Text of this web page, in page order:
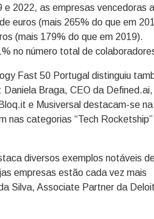
2022, as empresas vencedoras
euros (mais 265% do que em
(mais 179% do que em 2019).
no número total de
Fast 50 Portugal distinguiu
Braga, CEO da Defined.ai,
e Musiversal destacam-se
nas categorias “Tech
diversos exemplos notáveis
empresas estão cada vez mais
Silva, Associate Partner da